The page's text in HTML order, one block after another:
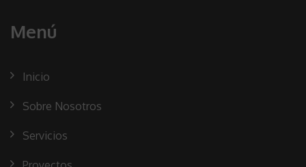
Menú
Inicio
Sobre Nosotros
Servicios